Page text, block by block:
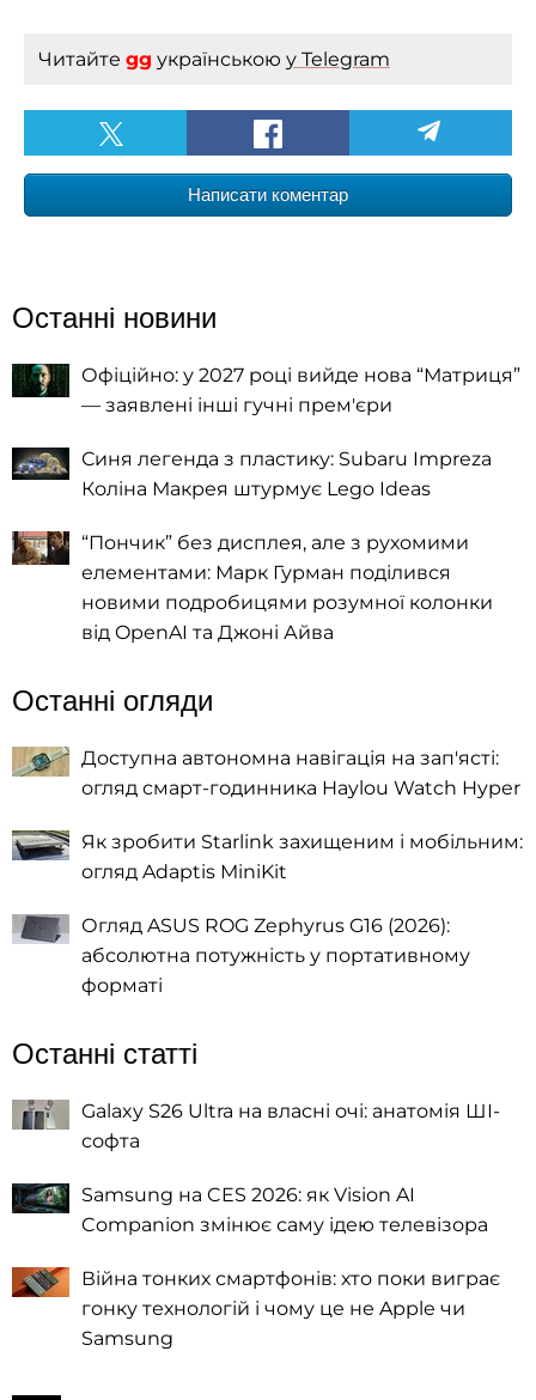
Читайте gg українською у Telegram
Написати коментар
Останні новини
Офіційно: у 2027 році вийде нова “Матриця”
— заявлені інші гучні прем'єри
Синя легенда з пластику: Subaru Impreza
Коліна Макрея штурмує Lego Ideas
“Пончик” без дисплея, але з рухомими
елементами: Марк Гурман поділився
новими подробицями розумної колонки
від OpenAI та Джоні Айва
Останні огляди
Доступна автономна навігація на зап'ясті:
огляд смарт-годинника Haylou Watch Hyper
Як зробити Starlink захищеним і мобільним:
огляд Adaptis MiniKit
Огляд ASUS ROG Zephyrus G16 (2026):
абсолютна потужність у портативному
форматі
Останні статті
Galaxy S26 Ultra на власні очі: анатомія ШІ-
софта
Samsung на CES 2026: як Vision AI
Companion змінює саму ідею телевізора
Війна тонких смартфонів: хто поки виграє
гонку технологій і чому це не Apple чи
Samsung